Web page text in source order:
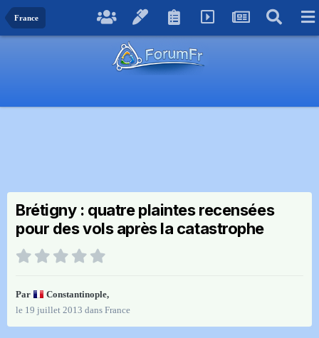
France
Brétigny : quatre plaintes recensées
pour des vols après la catastrophe
Par Constantinople,
le 19 juillet 2013 dans France